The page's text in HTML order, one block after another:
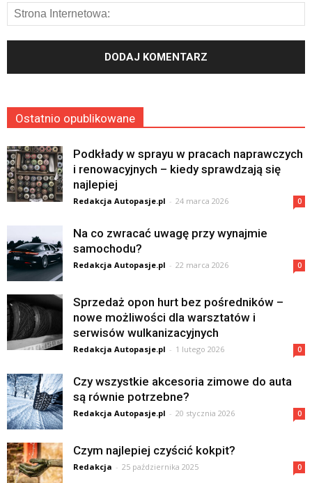
Ostatnio opublikowane
Podkłady w sprayu w pracach naprawczych
i renowacyjnych – kiedy sprawdzają się
najlepiej
Redakcja Autopasje.pl - 24 marca 2026 0
Na co zwracać uwagę przy wynajmie
samochodu?
Redakcja Autopasje.pl - 22 marca 2026 0
Sprzedaż opon hurt bez pośredników –
nowe możliwości dla warsztatów i
serwisów wulkanizacyjnych
Redakcja Autopasje.pl - 1 lutego 2026 0
Czy wszystkie akcesoria zimowe do auta
są równie potrzebne?
Redakcja Autopasje.pl - 20 stycznia 2026 0
Czym najlepiej czyścić kokpit?
Redakcja - 25 października 2025 0